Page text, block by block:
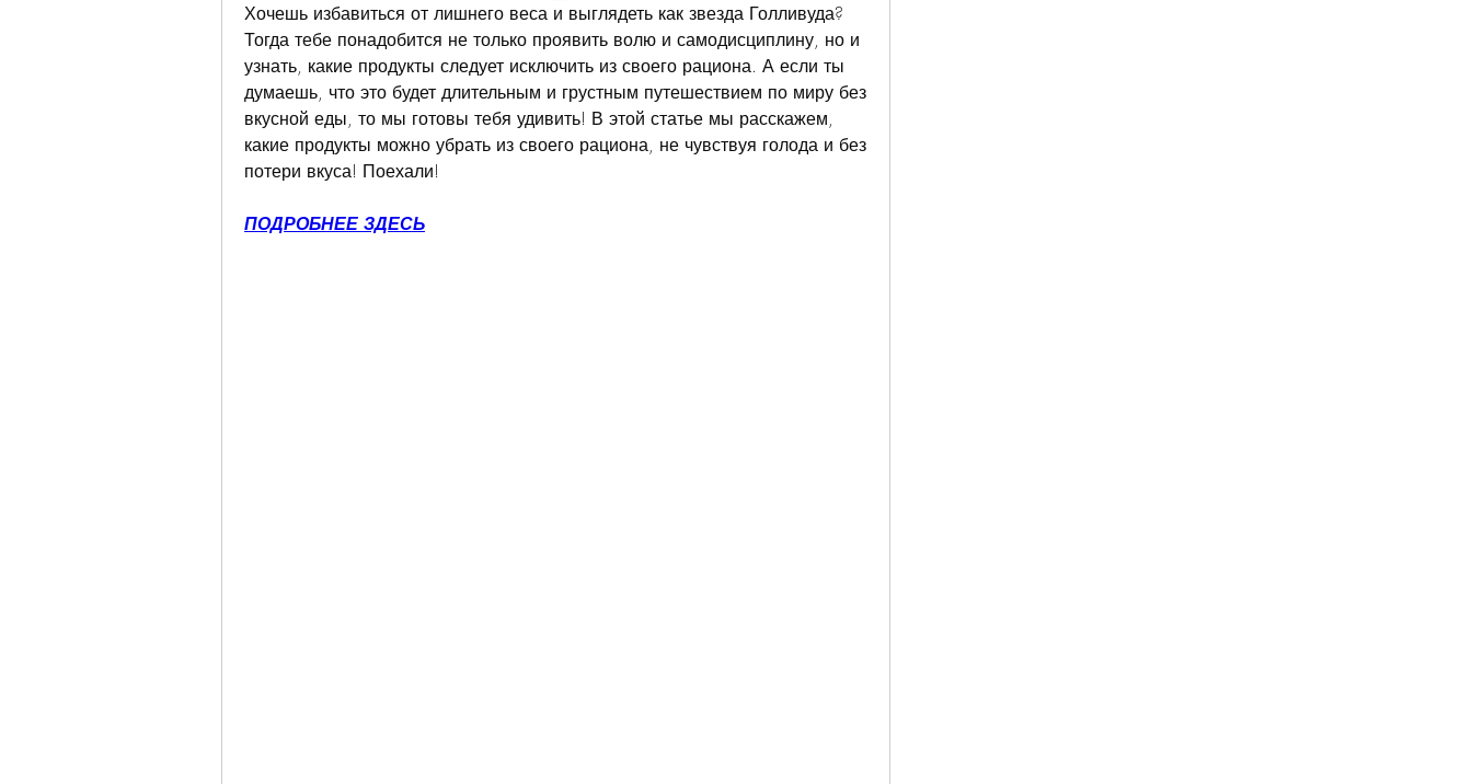
Хочешь избавиться от лишнего веса и выглядеть как звезда Голливуда?
Тогда тебе понадобится не только проявить волю и самодисциплину, но и
узнать, какие продукты следует исключить из своего рациона. А если ты
думаешь, что это будет длительным и грустным путешествием по миру без
вкусной еды, то мы готовы тебя удивить! В этой статье мы расскажем,
какие продукты можно убрать из своего рациона, не чувствуя голода и без
потери вкуса! Поехали!
ПОДРОБНЕЕ ЗДЕСЬ